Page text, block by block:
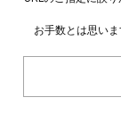
お手数とは思い